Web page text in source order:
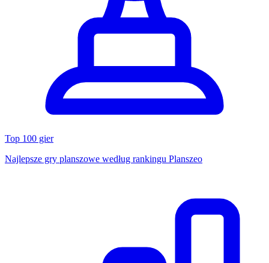
Top 100 gier
Najlepsze gry planszowe według rankingu Planszeo